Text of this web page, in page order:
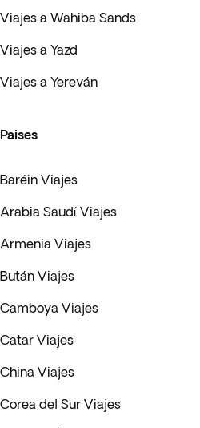
Viajes a Wahiba Sands
Viajes a Yazd
Viajes a Yereván
Paises
Baréin Viajes
Arabia Saudí Viajes
Armenia Viajes
Bután Viajes
Camboya Viajes
Catar Viajes
China Viajes
Corea del Sur Viajes